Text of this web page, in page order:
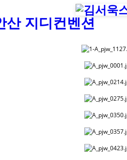
메뉴 건너뛰기
산 지디컨벤션